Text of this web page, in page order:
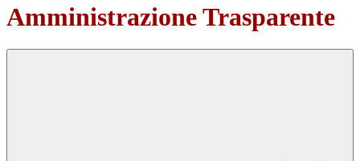
Amministrazione Trasparente